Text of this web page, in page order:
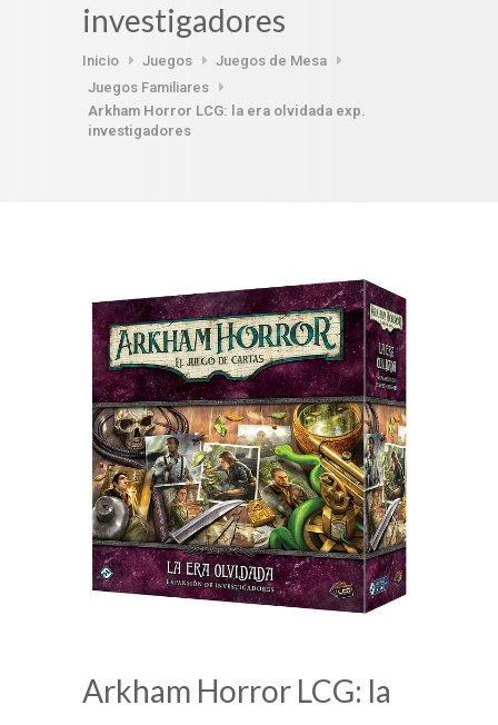
investigadores
Inicio Juegos
Juegos de Mesa
Juegos Familiares
Arkham Horror LCG: la era olvidada exp.
investigadores
Arkham Horror LCG: la